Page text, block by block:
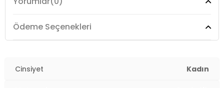
Ödeme Seçenekleri
Cinsiyet Kadın